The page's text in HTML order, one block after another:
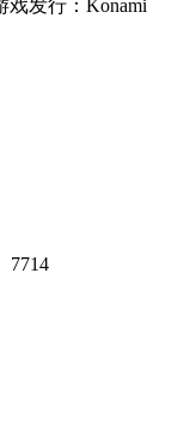
戏发行：Konami
7714